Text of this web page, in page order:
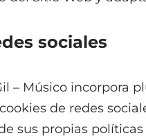
sociales
– Músico incorpora
de redes
sus propias